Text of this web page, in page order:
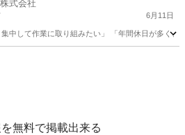
式会社
6月11日
集中して作業に取り組みたい」 「年間休日が多く
無料で掲載出来る